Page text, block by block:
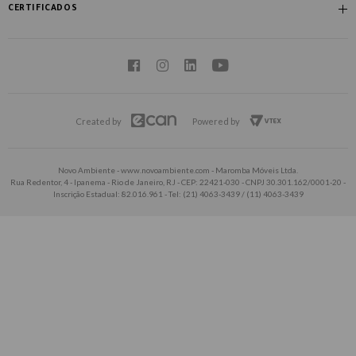
Shopping Morumbi - Piso Térreo: (11) 95628-4731
CERTIFICADOS
Created by Powered by
Novo Ambiente - www.novoambiente.com - Maromba Móveis Ltda.
Rua Redentor, 4 - Ipanema - Rio de Janeiro, RJ - CEP: 22421-030 - CNPJ 30.301.162/0001-20 -
Inscrição Estadual: 82.016.961 - Tel: (21) 4063-3439 / (11) 4063-3439